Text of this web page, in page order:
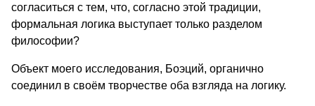
согласиться с тем, что, согласно этой традиции,
формальная логика выступает только разделом
философии?
Объект моего исследования, Боэций, органично
соединил в своём творчестве оба взгляда на логику.